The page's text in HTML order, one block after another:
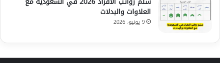
العلاوات والبدلات
9 يونيو، 2026